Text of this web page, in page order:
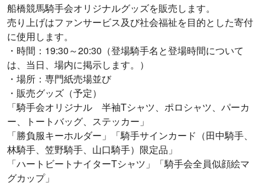
船橋競馬騎手会オリジナルグッズを販売します。
売り上げはファンサービス及び社会福祉を目的とした寄付
に使用します。
・時間：19:30～20:30（登場騎手名と登場時間について
は、当日、場内に掲示します。）
・場所：専門紙売場並び
・販売グッズ（予定）
「騎手会オリジナル 半袖Tシャツ、ポロシャツ、パーカ
ー、トートバッグ、ステッカー」
「勝負服キーホルダー」「騎手サインカード（田中騎手、
林騎手、笠野騎手、山口騎手）限定品」
「ハートビートナイターTシャツ」「騎手会全員似顔絵マ
グカップ」